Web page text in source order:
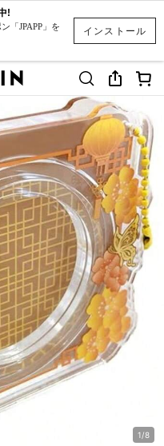
インストール
!
「JPAPP」を
1/8